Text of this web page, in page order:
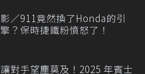
影／911竟然換了Honda的引
擎？保時捷鐵粉憤怒了！
讓對手望塵莫及！2025 年賓士